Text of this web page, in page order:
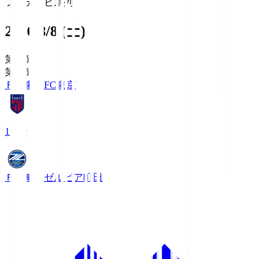
フジテレビ系列
2026/8/8 (土)
第1節
第1節
ＦＣ東京 FC東京
19:00
ＦＣ町田ゼルビア町田